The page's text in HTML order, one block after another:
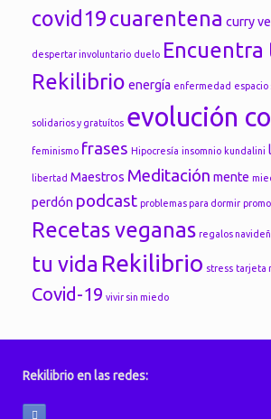
covid19cuarentena curry
despertar involuntario duelo Encuentra
Rekilibrio energía enfermedad espacio
solidarios y gratuítos evolución
feminismo frases Hipocresía insomnio kundalini
libertad Maestros Meditación mente
perdón podcast problemas para dormir
Recetas veganas regalos
tu vida Rekilibrio stress tarjeta
Covid-19 vivir sin miedo
Rekilibrio en las redes: